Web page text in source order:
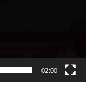
02:00